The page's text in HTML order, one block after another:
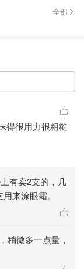
全部
得很用力很粗糙
有卖2支的，几
来涂眼霜。
稍微多一点量，